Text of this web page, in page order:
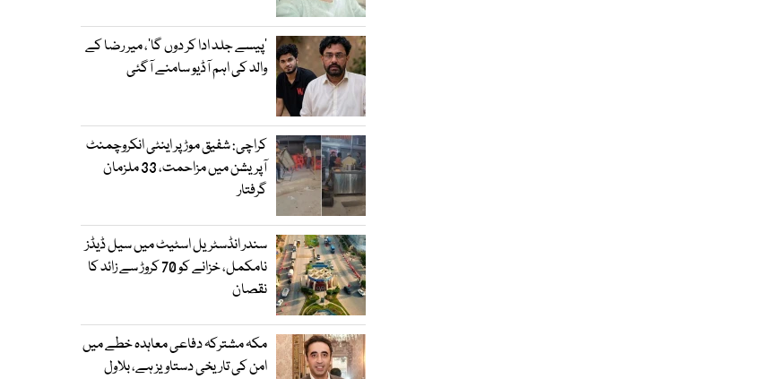
’پیسے جلد ادا کر دوں گا‘، میر رضا کے
والد کی اہم آڈیو سامنے آگئی
کراچی: شفیق موڑ پر اینٹی انکروچمنٹ
آپریشن میں مزاحمت، 33 ملزمان
گرفتار
سندر انڈسٹریل اسٹیٹ میں سیل ڈیڈز
نامکمل، خزانے کو 70 کروڑ سے زائد کا
نقصان
مکہ مشترکہ دفاعی معاہدہ خطے میں
امن کی تاریخی دستاویز ہے، بلاول